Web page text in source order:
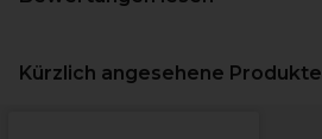
Kürzlich angesehene Produkte